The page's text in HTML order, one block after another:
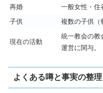
再婚
一般女性・住
子供
複数の子供（
現在の活動
統一教会の教
運営に関与。
よくある噂と事実の整理